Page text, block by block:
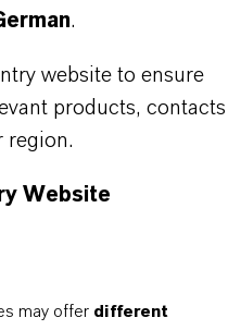
Im Mittelpunkt
von
globaler Präsenz
ihrer Märkte. Hier
Gründe, warum
SIE: UNSERE
.
website to ensure
products, contacts
region.
Website
may offer different